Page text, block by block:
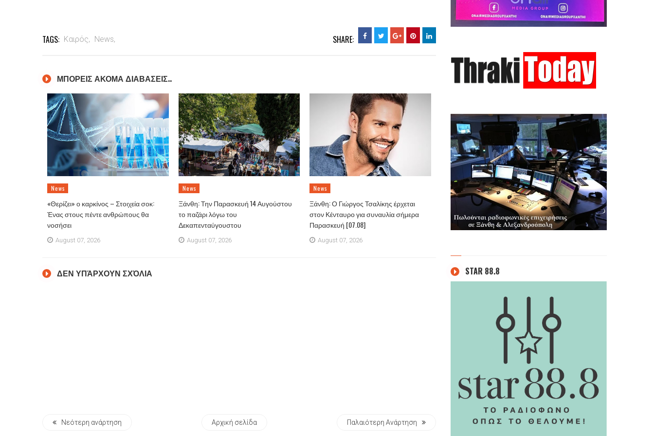
TAGS: Καιρός, News, SHARE:
ΜΠΟΡΕΙΣ ΑΚΟΜΑ ΔΙΑΒΑΣΕΙΣ..
News
«Θερίζει» ο καρκίνος – Στοιχεία σοκ:
Ένας στους πέντε ανθρώπους θα
νοσήσει
August 07, 2026
News
Ξάνθη: Την Παρασκευή 14 Αυγούστου
το παζάρι λόγω του
Δεκαπενταύγουστου
August 07, 2026
News
Ξάνθη: Ο Γιώργος Τσαλίκης έρχεται
στον Κένταυρο για συναυλία σήμερα
Παρασκευή [07.08]
August 07, 2026
ΔΕΝ ΥΠΆΡΧΟΥΝ ΣΧΌΛΙΑ
Νεότερη ανάρτηση Αρχική σελίδα Παλαιότερη Ανάρτηση
STAR 88.8